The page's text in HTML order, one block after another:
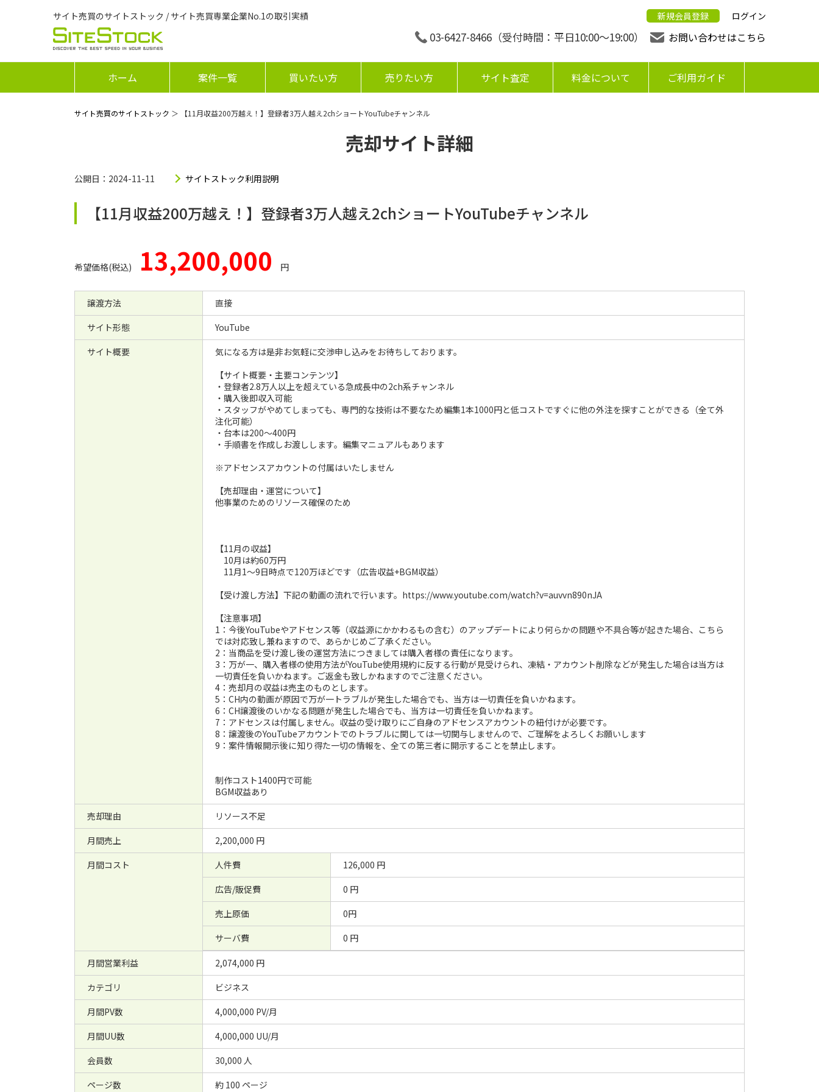
サイト売買のサイトストック / サイト売買専業企業No.1の取引実績 新規会員登録 ログイン
03-6427-8466 （受付時間：平日10:00〜19:00） お問い合わせはこちら
ホーム 案件一覧 買いたい方 売りたい方 サイト査定 料金について ご利用ガイド
サイト売買のサイトストック ＞ 【11月収益200万越え！】登録者3万人越え2chショートYouTubeチャンネル
売却サイト詳細
公開日：2024-11-11 サイトストック利用説明
【11月収益200万越え！】登録者3万人越え2chショートYouTubeチャンネル
希望価格(税込) 13,200,000 円
譲渡方法
直接
サイト形態
YouTube
サイト概要
気になる方は是非お気軽に交渉申し込みをお待ちしております。
【サイト概要・主要コンテンツ】
・登録者2.8万人以上を超えている急成長中の2ch系チャンネル
・購入後即収入可能
・スタッフがやめてしまっても、専門的な技術は不要なため編集1本1000円と低コストですぐに他の外注を探すことができる（全て外
注化可能）
・台本は200〜400円
・手順書を作成しお渡しします。編集マニュアルもあります
※アドセンスアカウントの付属はいたしません
【売却理由・運営について】
他事業のためのリソース確保のため
【11月の収益】
10月は約60万円
11月1〜9日時点で120万ほどです（広告収益+BGM収益）
【受け渡し方法】下記の動画の流れで行います。https://www.youtube.com/watch?v=auvvn890nJA
【注意事項】
1：今後YouTubeやアドセンス等（収益源にかかわるもの含む）のアップデートにより何らかの問題や不具合等が起きた場合、こちら
では対応致し兼ねますので、あらかじめご了承ください。
2：当商品を受け渡し後の運営方法につきましては購入者様の責任になります。
3：万が一、購入者様の使用方法がYouTube使用規約に反する行動が見受けられ、凍結・アカウント削除などが発生した場合は当方は
一切責任を負いかねます。ご返金も致しかねますのでご注意ください。
4：売却月の収益は売主のものとします。
5：CH内の動画が原因で万が一トラブルが発生した場合でも、当方は一切責任を負いかねます。
6：CH譲渡後のいかなる問題が発生した場合でも、当方は一切責任を負いかねます。
7：アドセンスは付属しません。収益の受け取りにご自身のアドセンスアカウントの紐付けが必要です。
8：譲渡後のYouTubeアカウントでのトラブルに関しては一切関与しませんので、ご理解をよろしくお願いします
9：案件情報開示後に知り得た一切の情報を、全ての第三者に開示することを禁止します。
制作コスト1400円で可能
BGM収益あり
売却理由
リソース不足
月間売上
2,200,000 円
月間コスト
人件費
126,000 円
広告/販促費
0 円
売上原価
0円
サーバ費
0 円
月間営業利益
2,074,000 円
カテゴリ
ビジネス
月間PV数
4,000,000 PV/月
月間UU数
4,000,000 UU/月
会員数
30,000 人
ページ数
約 100 ページ